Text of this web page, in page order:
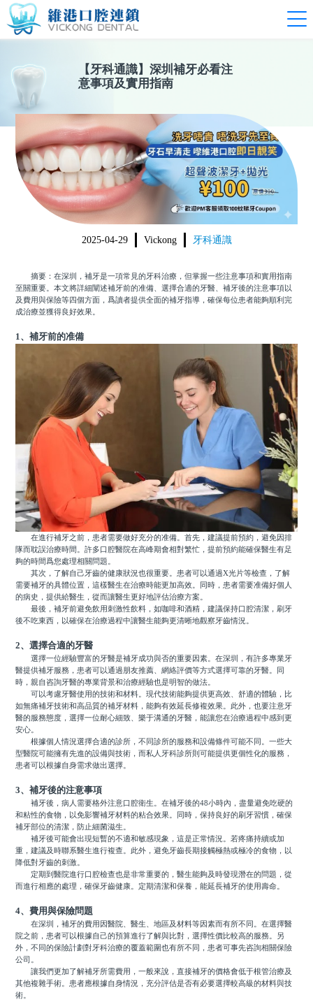
【 牙科通識】 深圳補牙必看注
意事項及實用指南
2025-04-29 Vickong 牙科通識
摘要：在深圳，補牙是一項常見的牙科治療，但掌握一些注意事項和實用指南
至關重要。本文將詳細闡述補牙前的准備、選擇合適的牙醫、補牙後的注意事項以
及費用與保險等四個方面，爲讀者提供全面的補牙指導，確保每位患者能夠順利完
成治療並獲得良好效果。
1、補牙前的准備
在進行補牙之前，患者需要做好充分的准備。首先，建議提前預約，避免因排
隊而耽誤治療時間。許多口腔醫院在高峰期會相對繁忙，提前預約能確保醫生有足
夠的時間爲您處理相關問題。
其次，了解自己牙齒的健康狀況也很重要。患者可以通過X光片等檢查，了解
需要補牙的具體位置，這樣醫生在治療時能更加高效。同時，患者需要准備好個人
的病史，提供給醫生，從而讓醫生更好地評估治療方案。
最後，補牙前避免飲用刺激性飲料，如咖啡和酒精，建議保持口腔清潔，刷牙
後不吃東西，以確保在治療過程中讓醫生能夠更清晰地觀察牙齒情況。
2、選擇合適的牙醫
選擇一位經驗豐富的牙醫是補牙成功與否的重要因素。在深圳，有許多專業牙
醫提供補牙服務，患者可以通過朋友推薦、網絡評價等方式選擇可靠的牙醫。同
時，親自咨詢牙醫的專業背景和治療經驗也是明智的做法。
可以考慮牙醫使用的技術和材料。現代技術能夠提供更高效、舒適的體驗，比
如無痛補牙技術和高品質的補牙材料，能夠有效延長修複效果。此外，也要注意牙
醫的服務態度，選擇一位耐心細致、樂于溝通的牙醫，能讓您在治療過程中感到更
安心。
根據個人情況選擇合適的診所，不同診所的服務和設備條件可能不同。一些大
型醫院可能擁有先進的設備與技術，而私人牙科診所則可能提供更個性化的服務，
患者可以根據自身需求做出選擇。
3、補牙後的注意事項
補牙後，病人需要格外注意口腔衛生。在補牙後的48小時內，盡量避免吃硬的
和粘性的食物，以免影響補牙材料的粘合效果。同時，保持良好的刷牙習慣，確保
補牙部位的清潔，防止細菌滋生。
補牙後可能會出現短暫的不適和敏感現象，這是正常情況。若疼痛持續或加
重，建議及時聯系醫生進行複查。此外，避免牙齒長期接觸極熱或極冷的食物，以
降低對牙齒的刺激。
定期到醫院進行口腔檢查也是非常重要的，醫生能夠及時發現潛在的問題，從
而進行相應的處理，確保牙齒健康。定期清潔和保養，能延長補牙的使用壽命。
4、費用與保險問題
在深圳，補牙的費用因醫院、醫生、地區及材料等因素而有所不同。在選擇醫
院之前，患者可以根據自己的預算進行了解與比對，選擇性價比較高的服務。另
外，不同的保險計劃對牙科治療的覆蓋範圍也有所不同，患者可事先咨詢相關保險
公司。
讓我們更加了解補牙所需費用，一般來說，直接補牙的價格會低于根管治療及
其他複雜手術。患者應根據自身情況，充分評估是否有必要選擇較高級的材料與技
術。